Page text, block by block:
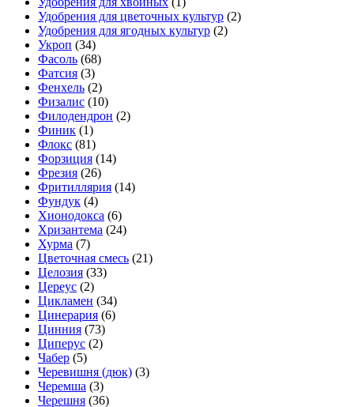
Удобрения для цветочных культур (2)
Удобрения для ягодных культур (2)
Укроп (34)
Фасоль (68)
Фатсия (3)
Фенхель (2)
Физалис (10)
Филодендрон (2)
Финик (1)
Флокс (81)
Форзиция (14)
Фрезия (26)
Фритиллярия (14)
Фундук (4)
Хионодокса (6)
Хризантема (24)
Хурма (7)
Цветочная смесь (21)
Целозия (33)
Цереус (2)
Цикламен (34)
Цинерария (6)
Цинния (73)
Циперус (2)
Чабер (5)
Черевишня (дюк) (3)
Черемша (3)
Черешня (36)